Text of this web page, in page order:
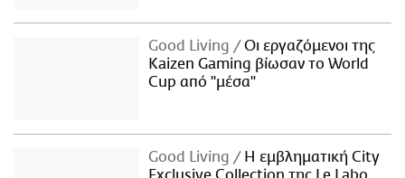
Good Living
Οι εργαζόμενοι της
Kaizen Gaming βίωσαν το World
Cup από "μέσα"
Good Living
Η εμβληματική City